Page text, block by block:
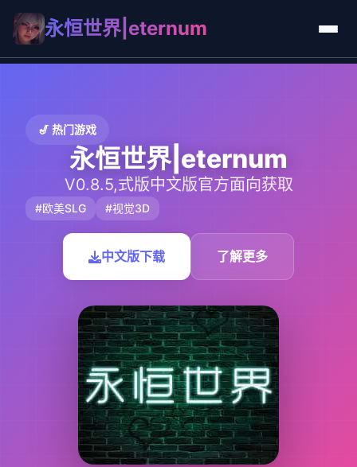
永恒世界|eternum
🎷 热门游戏
永恒世界|eternum
V0.8.5,式版中文版官方面向获取
#欧美SLG #视觉3D
中文版下载 了解更多